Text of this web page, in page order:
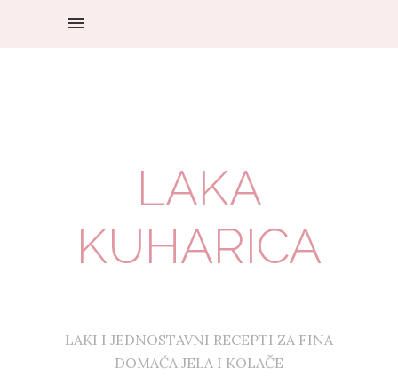
LAKA
KUHARICA
LAKI I JEDNOSTAVNI RECEPTI ZA FINA
DOMAĆA JELA I KOLAČE